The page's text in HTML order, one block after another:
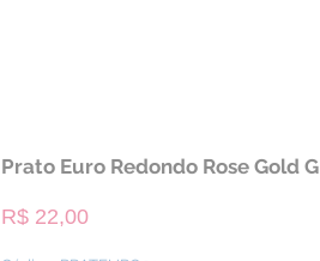
Prato Euro Redondo Rose Gold G
R$ 22,00Preço